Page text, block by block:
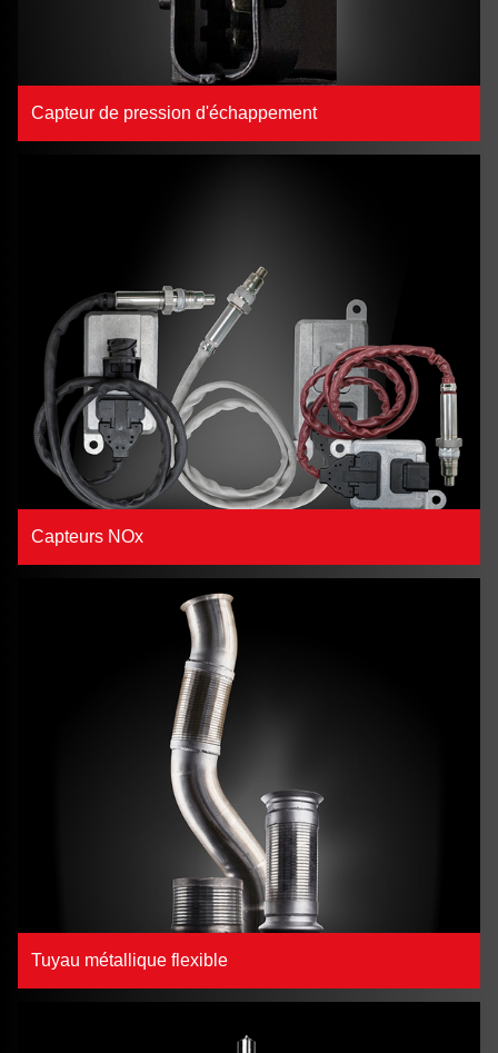
Capteur de pression d'échappement
Capteurs NOx
Tuyau métallique flexible